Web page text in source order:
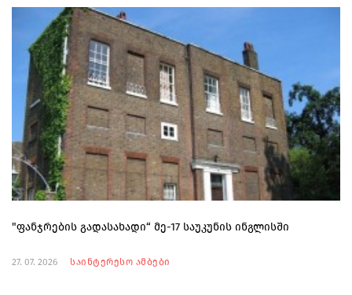
"ფანჯრების გადასახადი“ მე-17 საუკუნის ინგლისში
27. 07. 2026 საინტერესო ამბები